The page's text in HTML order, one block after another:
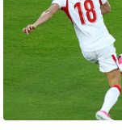
e
a
n